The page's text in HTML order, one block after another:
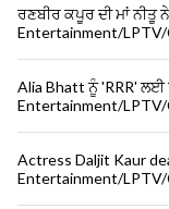
ਰਣਬੀਰ ਕਪੂਰ ਦੀ ਮਾਂ ਨੀਤੂ
Entertainment/LPTV/
Alia Bhatt ਨੂੰ 'RRR'
Entertainment/LPTV/
Actress Daljit Kaur
Entertainment/LPTV/